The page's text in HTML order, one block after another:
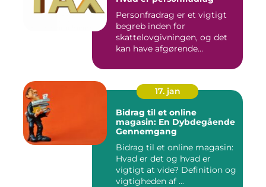
Personfradrag er et vigtigt
begreb inden for
skattelovgivningen, og det
kan have afgørende
17. jan
Bidrag til et online
magasin: En Dybdegående
Gennemgang
Bidrag til et online magasin:
Hvad er det og hvad er
vigtigt at vide? Definition og
vigtigheden af ...